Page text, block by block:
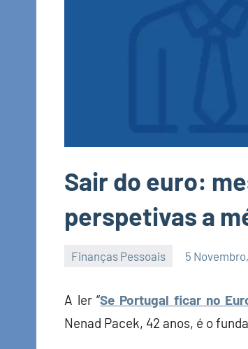
Sair do euro:
perspetivas a
Finanças Pessoais 5
Economia
Finanças
A ler “Se Portugal ficar no
Nenad Pacek, 42 anos, é o